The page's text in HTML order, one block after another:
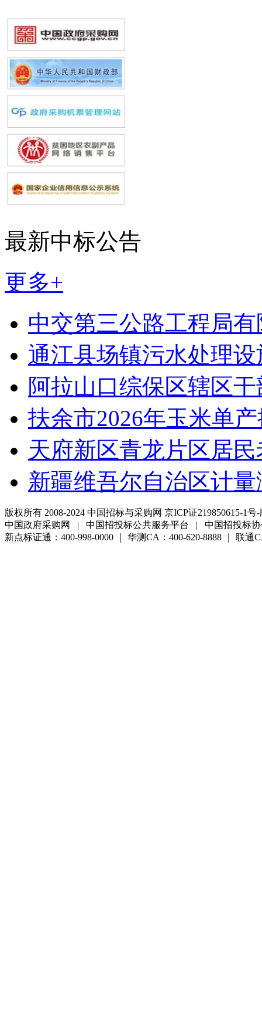
最新中标公告
更多+
中交第三公路工程局
通江县场镇污水处理
阿拉山口综保区辖区
扶余市2026年玉米单
天府新区青龙片区居
新疆维吾尔自治区计
版权所有 2008-2024 中国招标与采购网 京ICP证219850615-1号
中国政府采购网 | 中国招投标公共服务平台 | 中国招投标
新点标证通：400-998-0000 ｜ 华测CA：400-620-8888 ｜ 联通